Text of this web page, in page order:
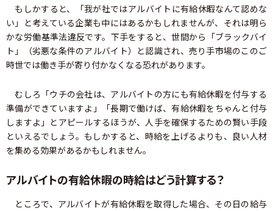
もしかすると、「我が社ではアルバイトに有給休暇なんて認めな
い」と考えている企業も中にはあるかもしれませんが、それは明ら
かな労働基準法違反です。下手をすると、世間から「ブラックバイ
ト」（劣悪な条件のアルバイト）と認識され、売り手市場のこのご
時世では働き手が寄り付かなくなる恐れがあります。
むしろ「ウチの会社は、アルバイトの方にも有給休暇を付与する
準備ができていますよ」「長期で働けば、有給休暇をちゃんと付与
しますよ」とアピールするほうが、人手を確保するための賢い手段
といえるでしょう。もしかすると、時給を上げるよりも、良い人材
を集める効果があるかもしれません。
アルバイトの有給休暇の時給はどう計算する？
ところで、アルバイトが有給休暇を取得した場合、その日の給与